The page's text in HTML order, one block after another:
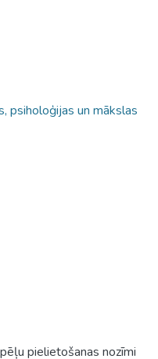
psiholoģijas un mākslas
pielietošanas nozīmi